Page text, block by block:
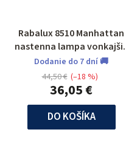
Rabalux 8510 Manhattan
nastenna lampa
odolna voči UV žiar.
Dodanie do 7 dní 🚚
36,05 €
44,50 € (–18 %)
DO KOŠÍKA